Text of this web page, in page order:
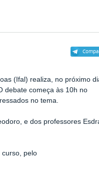
(Ifal) realiza, no próximo
debate começa às 10h no
no tema.
edos professores
curso, pelo